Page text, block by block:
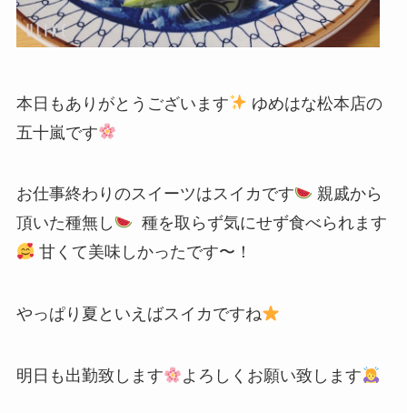
本日もありがとうございます
ゆめはな松本店の
五十嵐です
お仕事終わりのスイーツはスイカです
親戚から
頂いた種無し
種を取らず気にせず食べられます
甘くて美味しかったです〜！
やっぱり夏といえばスイカですね
明日も出勤致します よろしくお願い致します